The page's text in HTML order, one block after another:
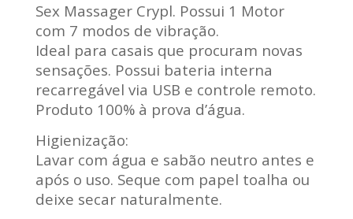
Sex Massager Crypl. Possui 1 Motor
com 7 modos de vibração.
Ideal para casais que procuram novas
sensações. Possui bateria interna
recarregável via USB e controle remoto.
Produto 100% à prova d’água.
Higienização:
Lavar com água e sabão neutro antes e
após o uso. Seque com papel toalha ou
deixe secar naturalmente.